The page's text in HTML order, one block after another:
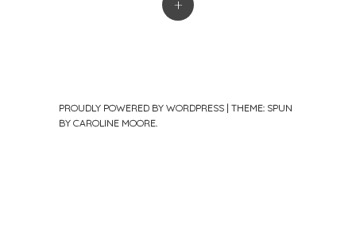
+
PROUDLY POWERED BY WORDPRESS | THEME: SPUN
BY CAROLINE MOORE.